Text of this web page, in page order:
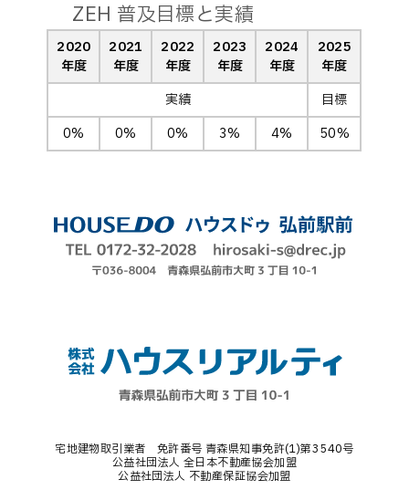
ZEH 普及目標と実績
2020
年度
2021
年度
2022
年度
2023
年度
2024
年度
2025
年度
実績
目標
0%
0% 0% 3% 4% 50%
宅地建物取引業者 免許番号 青森県知事免許(1)第3540号
公益社団法人 全日本不動産協会加盟
公益社団法人 不動産保証協会加盟